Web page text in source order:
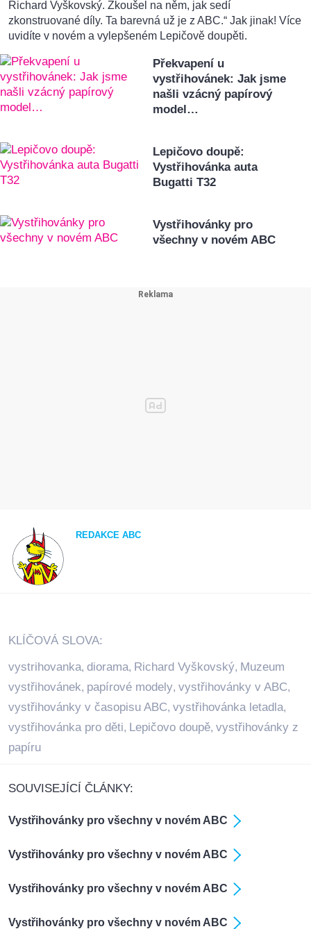
Richard Vyškovský. Zkoušel na něm, jak sedí
zkonstruované díly. Ta barevná už je z ABC.“ Jak jinak! Více
uvidíte v novém a vylepšeném Lepičově doupěti.
Překvapení u
vystřihovánek: Jak jsme
našli vzácný papírový
model…
Lepičovo doupě:
Vystřihovánka auta
Bugatti T32
Vystřihovánky pro
všechny v novém ABC
REDAKCE ABC
KLÍČOVÁ SLOVA:
vystrihovanka, diorama, Richard Vyškovský, Muzeum
vystřihovánek, papírové modely, vystřihovánky v ABC,
vystřihovánky v časopisu ABC, vystřihovánka letadla,
vystřihovánka pro děti, Lepičovo doupě, vystřihovánky z
papíru
SOUVISEJÍCÍ ČLÁNKY:
Vystřihovánky pro všechny v novém ABC
Vystřihovánky pro všechny v novém ABC
Vystřihovánky pro všechny v novém ABC
Vystřihovánky pro všechny v novém ABC